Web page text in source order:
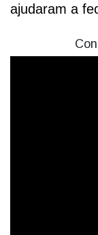
ajudaram a